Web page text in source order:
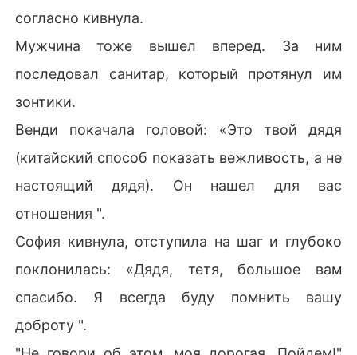
согласно кивнула.
Мужчина тоже вышел вперед. За ним
последовал санитар, который протянул им
зонтики.
Венди покачала головой: «Это твой дядя
(китайский способ показать вежливость, а не
настоящий дядя). Он нашел для вас
отношения ".
София кивнула, отступила на шаг и глубоко
поклонилась: «Дядя, тетя, большое вам
спасибо. Я всегда буду помнить вашу
доброту ".